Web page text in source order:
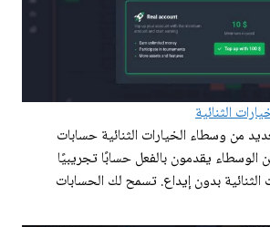
الثنائية
من وسطاء الخيارات الثنائية حسابات
الوسطاء يقدمون بالفعل حسابًا تجريبيًا
الثنائية بدون إيداع. تسمح لك الحسابات